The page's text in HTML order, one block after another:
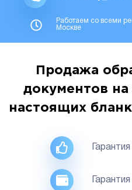
Работаем со всеми
Москве
Продажа
документов
настоящих